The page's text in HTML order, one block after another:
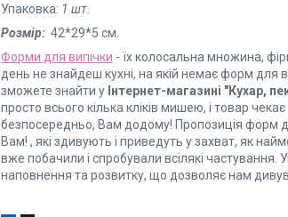
Упаковка: 1 шт
Розмір: 42*29*5 см
Форми для випічки - їх колосальна множина,
день не знайдеш кухні, на якій немає форм
зможете знайти у Інтернет-магазині "Кухар,
просто всього кілька кліків мишею, і товар
безпосередньо, Вам додому! Пропозиція форм
Вам! , які здивують і приведуть у захват, як
вже побачили і спробували всілякі частування.
наповнення та розвитку, що дозволяє нам